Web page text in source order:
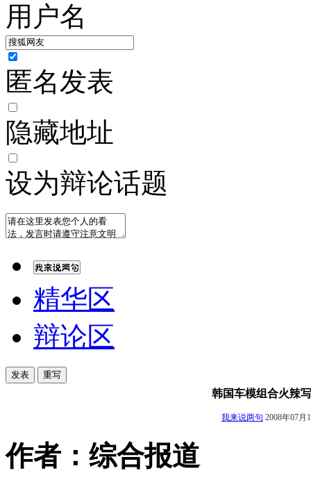
用户名
匿名发表
隐藏地址
设为辩论话题
精华区
辩论区
韩国车模组合火辣
我来说两句 2008年07月
作者：综合报道